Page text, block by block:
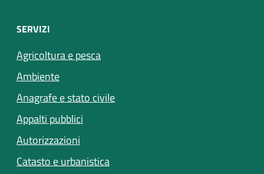
SERVIZI
Agricoltura e pesca
Ambiente
Anagrafe e stato civile
Appalti pubblici
Autorizzazioni
Catasto e urbanistica